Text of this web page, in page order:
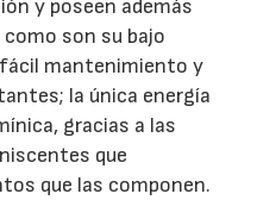
y poseen además
son su bajo
mantenimiento y
la única energía
gracias a las
que
que las componen.